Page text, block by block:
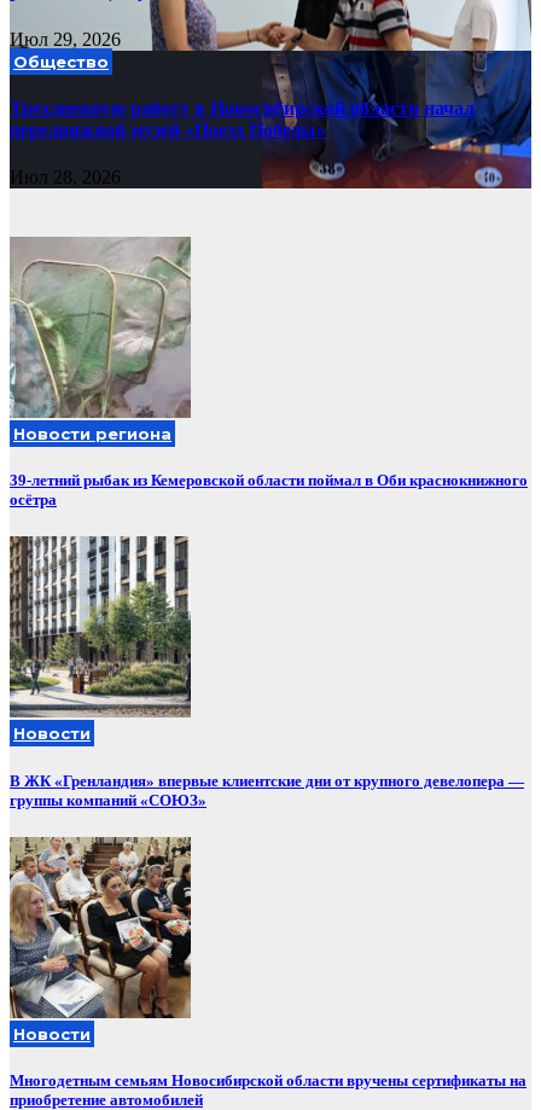
Июл 29, 2026
Общество
Трехдневную работу в Новосибирской области начал
передвижной музей «Поезд Победы»
Июл 28, 2026
Новости региона
39-летний рыбак из Кемеровской области поймал в Оби краснокнижного
осётра
Новости
В ЖК «Гренландия» впервые клиентские дни от крупного девелопера —
группы компаний «СОЮЗ»
Новости
Многодетным семьям Новосибирской области вручены сертификаты на
приобретение автомобилей